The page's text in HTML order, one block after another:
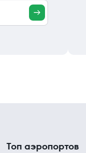
Топ аэропортов